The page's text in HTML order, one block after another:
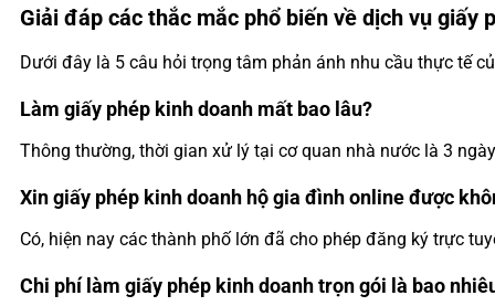
Giải đáp các thắc mắc phổ biến về dịch vụ giấy
Dưới đây là 5 câu hỏi trọng tâm phản ánh nhu cầu thực tế
Làm giấy phép kinh doanh mất bao lâu?
Thông thường, thời gian xử lý tại cơ quan nhà nước là 3
Xin giấy phép kinh doanh hộ gia đình online được
Có, hiện nay các thành phố lớn đã cho phép đăng ký trực
Chi phí làm giấy phép kinh doanh trọn gói là bao